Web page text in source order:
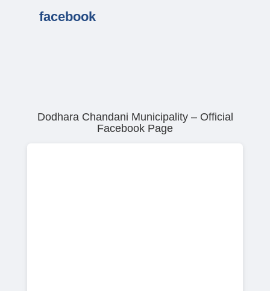
facebook
Dodhara Chandani Municipality – Official
Facebook Page